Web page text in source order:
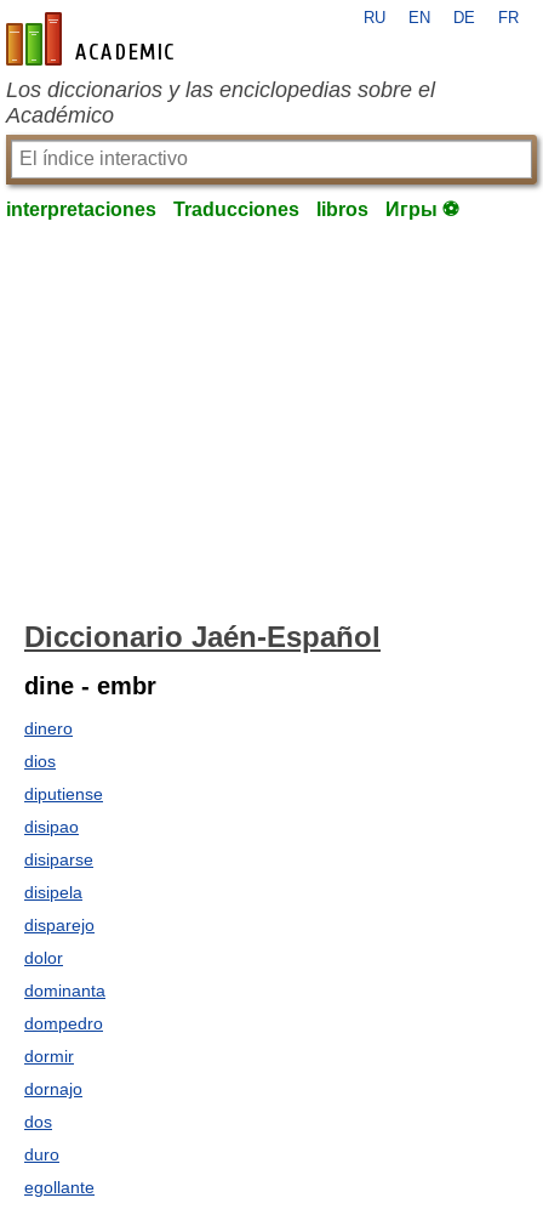
es-academic.com
RU EN DE FR
Los diccionarios y las enciclopedias sobre el
Académico
interpretaciones Traducciones libros Игры ⚽
Diccionario Jaén-Español
dine - embr
dinero
dios
diputiense
disipao
disiparse
disipela
disparejo
dolor
dominanta
dompedro
dormir
dornajo
dos
duro
egollante